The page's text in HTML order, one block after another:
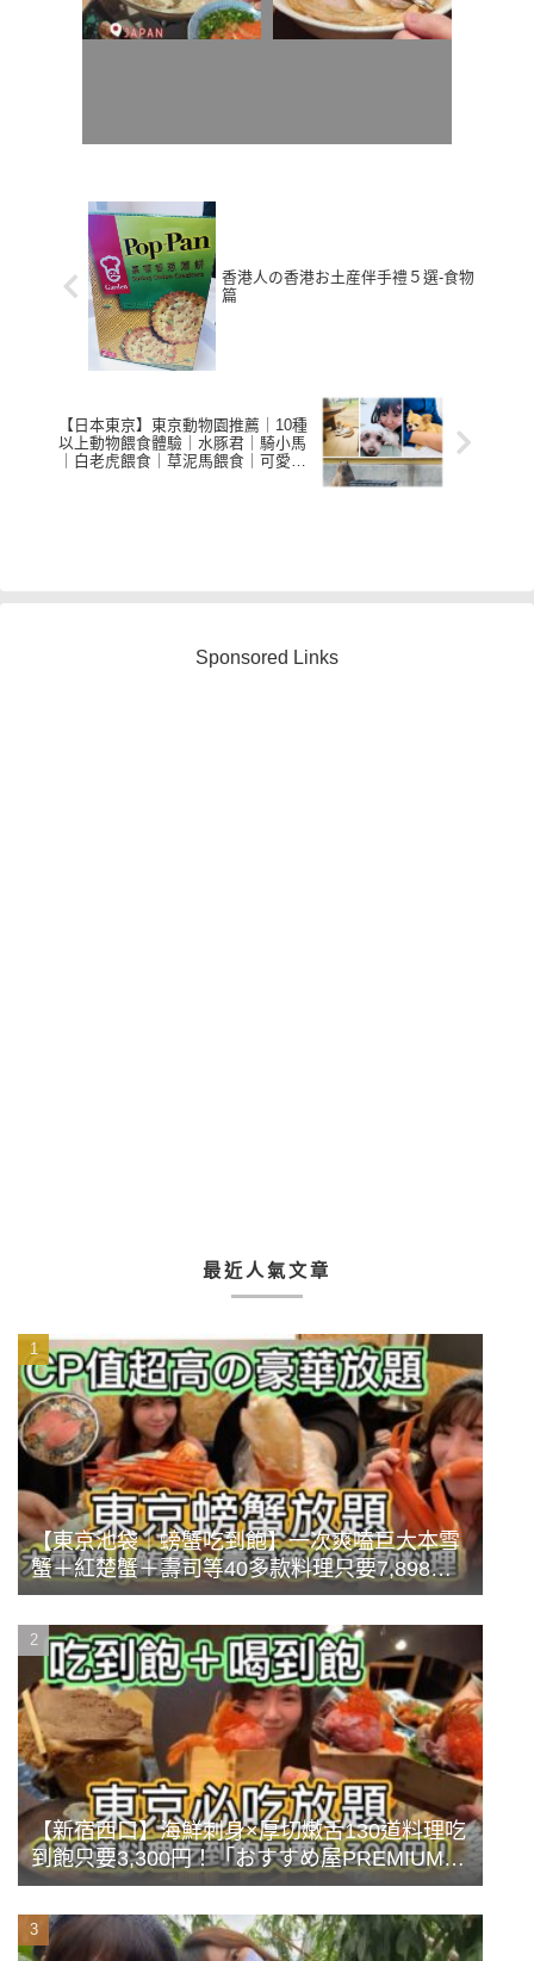
香港人の香港お土産伴手禮５選-食物
篇
【日本東京】東京動物園推薦｜10種
以上動物餵食體驗｜水豚君｜騎小馬
｜白老虎餵食｜草泥馬餵食｜可愛爆
Sponsored Links
最近人氣文章
【東京池袋｜螃蟹吃到飽】一次爽嗑巨大本雪
蟹＋紅楚蟹＋壽司等40多款料理只要7,898
円？！CP值超高的豪華放題餐《蟹まみれ
TOKYO》
【新宿西口】海鮮刺身×厚切嫩舌130道料理吃
到飽只要3,300円！「おすすめ屋PREMIUM」
豪華前菜牡蠣海鮮蒸盤